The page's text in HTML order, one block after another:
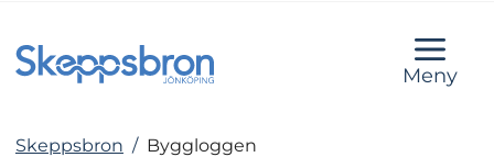
Meny
Skeppsbron / Byggloggen